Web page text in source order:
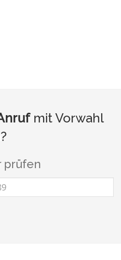
mit Vorwahl
prüfen